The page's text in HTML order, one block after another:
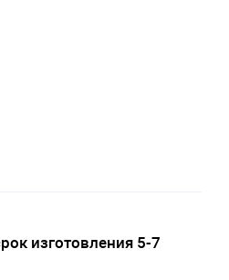
изготовления 5-7